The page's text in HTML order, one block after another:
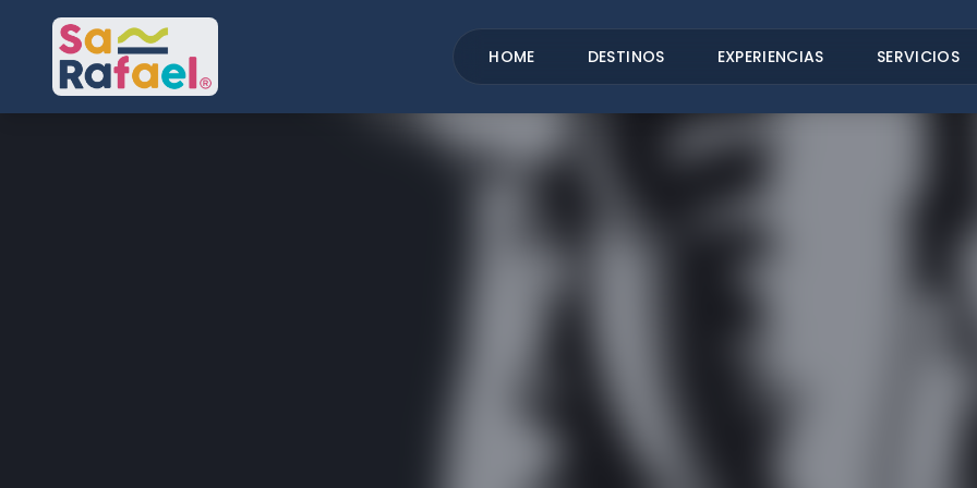
HOME DESTINOS EXPERIENCIAS SERVICIOS